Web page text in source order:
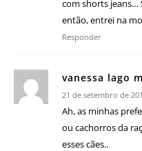
com shorts jeans…
então, entrei na
Responder
vanessa lago
21 de setembro de
Ah, as minhas
ou cachorros da
esses cães..